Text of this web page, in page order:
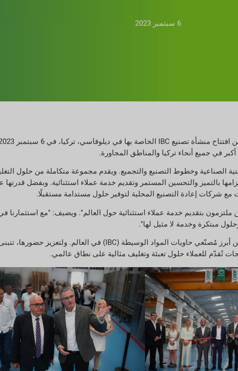
6 سبتمبر 2023
متر مربع، ويضم أحدث البنى التحتية الصناعية وخطوط التصنيع والتجميع. ويقدم مجموعة متكاملة من حلول
بالتميز والتحسين المستمر وتقديم خدمة عملاء استثنائية. وبفضل قدرتها
بتقديم خدمة عملاء استثنائية حول العالم". ويضيف: "مع استثمارنا في
مبتكرة وخدمة لا مثيل لها".
تُقدّم للعملاء حلول تعبئة وتغليف مثالية على نطاق عالمي.